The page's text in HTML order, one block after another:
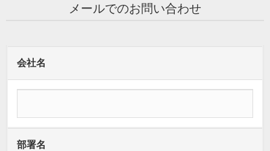
メールでのお問い合わせ
会社名
部署名